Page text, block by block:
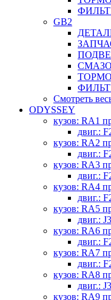
GB2
Смотреть
ODYSSEY
кузов: RA1
двиг.:
кузов: RA2
двиг.:
кузов: RA3
двиг.:
кузов: RA4
двиг.:
кузов: RA5
двиг.:
кузов: RA6
двиг.:
кузов: RA7
двиг.:
кузов: RA8
двиг.:
кузов: RA9